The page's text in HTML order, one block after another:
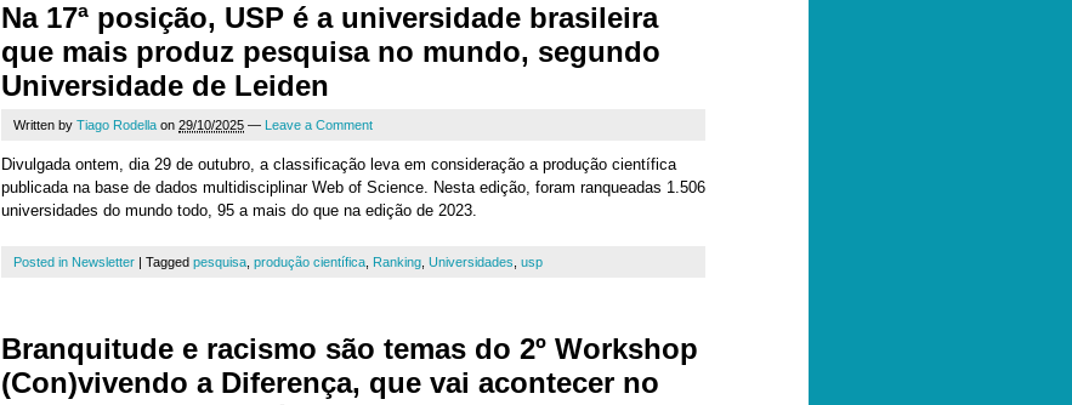
Na 17ª posição, USP é a universidade brasileira
que mais produz pesquisa no mundo, segundo
Universidade de Leiden
Written by Tiago Rodella on 29/10/2025 — Leave a Comment
Divulgada ontem, dia 29 de outubro, a classificação leva em consideração a produção científica
publicada na base de dados multidisciplinar Web of Science. Nesta edição, foram ranqueadas 1.506
universidades do mundo todo, 95 a mais do que na edição de 2023.
Posted in Newsletter | Tagged pesquisa produção científica Ranking Universidades usp
Branquitude e racismo são temas do 2º Workshop
(Con)vivendo a Diferença, que vai acontecer no